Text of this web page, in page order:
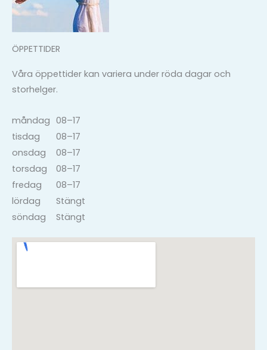
ÖPPETTIDER
Våra öppettider kan variera under röda dagar och
storhelger.
måndag
tisdag
onsdag
torsdag
fredag
lördag
söndag
08–17
08–17
08–17
08–17
08–17
Stängt
Stängt